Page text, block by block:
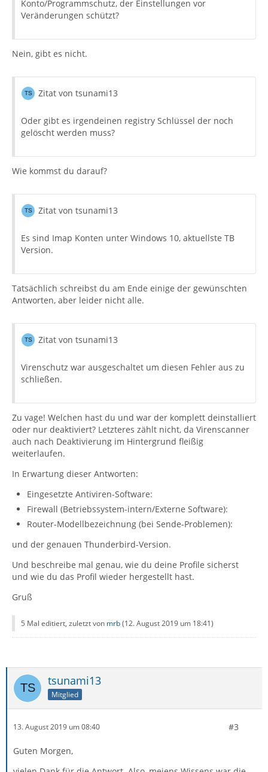
Konto/Programmschutz, der Einstellungen vor
Veränderungen schützt?
Nein, gibt es nicht.
Zitat von tsunami13
Oder gibt es irgendeinen registry Schlüssel der noch
gelöscht werden muss?
Wie kommst du darauf?
Zitat von tsunami13
Es sind Imap Konten unter Windows 10, aktuellste TB
Version.
Tatsächlich schreibst du am Ende einige der gewünschten
Antworten, aber leider nicht alle.
Zitat von tsunami13
Virenschutz war ausgeschaltet um diesen Fehler aus zu
schließen.
Zu vage! Welchen hast du und war der komplett deinstalliert
oder nur deaktiviert? Letzteres zählt nicht, da Virenscanner
auch nach Deaktivierung im Hintergrund fleißig
weiterlaufen.
In Erwartung dieser Antworten:
Eingesetzte Antiviren-Software:
Firewall (Betriebssystem-intern/Externe Software):
Router-Modellbezeichnung (bei Sende-Problemen):
und der genauen Thunderbird-Version.
Und beschreibe mal genau, wie du deine Profile sicherst
und wie du das Profil wieder hergestellt hast.
Gruß
5 Mal editiert, zuletzt von mrb(12. August 2019 um 18:41)
tsunami13
Mitglied
13. August 2019 um 08:40 #3
Guten Morgen,